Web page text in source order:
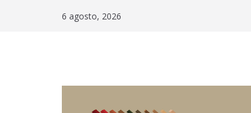
6 agosto, 2026